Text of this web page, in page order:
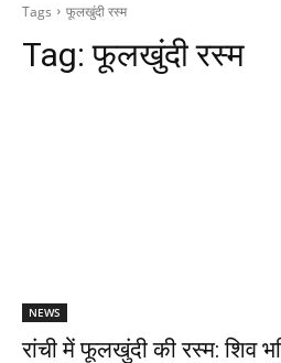
Tags फूलखुंदी रस्म
Tag:फूलखुंदी रस्म
NEWS
रांची में फूलखुंदी की रस्म: शिव